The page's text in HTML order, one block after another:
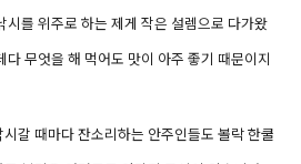
시를 위주로 하는 제게 작은 설렘으로 다가왔
다 무엇을 해 먹어도 맛이 아주 좋기 때문이지
갈 때마다 잔소리하는 안주인들도 볼락 한쿨